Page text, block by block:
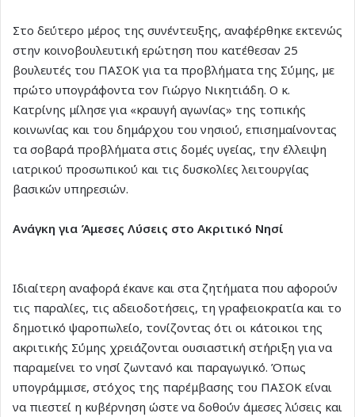
Στο δεύτερο μέρος της συνέντευξης, αναφέρθηκε εκτενώς
στην κοινοβουλευτική ερώτηση που κατέθεσαν 25
βουλευτές του ΠΑΣΟΚ για τα προβλήματα της Σύμης, με
πρώτο υπογράφοντα τον Γιώργο Νικητιάδη. Ο κ.
Κατρίνης μίλησε για «κραυγή αγωνίας» της τοπικής
κοινωνίας και του δημάρχου του νησιού, επισημαίνοντας
τα σοβαρά προβλήματα στις δομές υγείας, την έλλειψη
ιατρικού προσωπικού και τις δυσκολίες λειτουργίας
βασικών υπηρεσιών.
Ανάγκη για Άμεσες Λύσεις στο Ακριτικό Νησί
Ιδιαίτερη αναφορά έκανε και στα ζητήματα που αφορούν
τις παραλίες, τις αδειοδοτήσεις, τη γραφειοκρατία και το
δημοτικό ψαροπωλείο, τονίζοντας ότι οι κάτοικοι της
ακριτικής Σύμης χρειάζονται ουσιαστική στήριξη για να
παραμείνει το νησί ζωντανό και παραγωγικό. Όπως
υπογράμμισε, στόχος της παρέμβασης του ΠΑΣΟΚ είναι
να πιεστεί η κυβέρνηση ώστε να δοθούν άμεσες λύσεις και